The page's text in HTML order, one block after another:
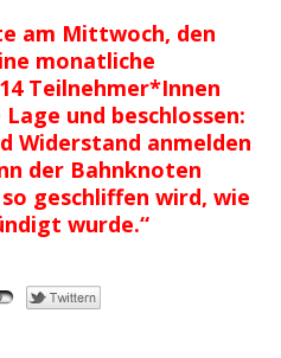
am Mittwoch, den
monatliche
Teilnehmer*Innen
und beschlossen:
Widerstand anmelden
der Bahnknoten
geschliffen wird, wie
wurde.“